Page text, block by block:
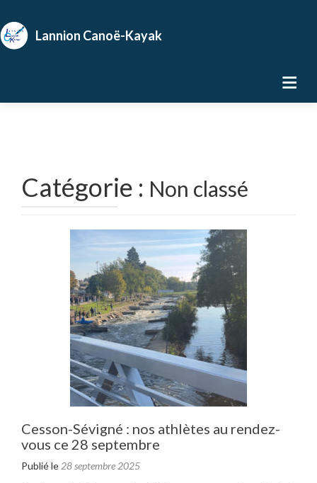
Catégorie : Non classé
Cesson-Sévigné : nos athlètes au rendez-
vous ce 28 septembre
Publié le 28 septembre 2025
Navigation
articles